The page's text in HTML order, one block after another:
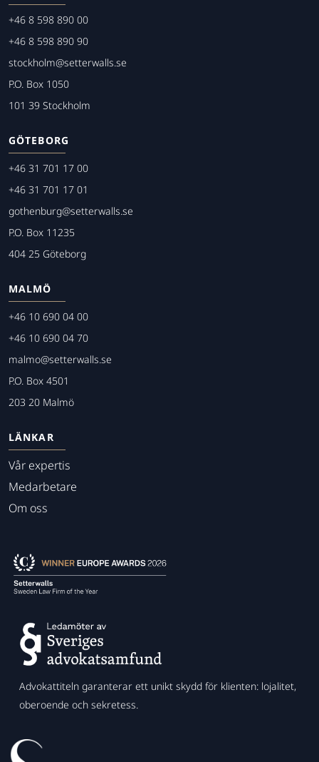
+46 8 598 890 00
+46 8 598 890 90
stockholm@setterwalls.se
P.O. Box 1050
101 39 Stockholm
GÖTEBORG
+46 31 701 17 00
+46 31 701 17 01
gothenburg@setterwalls.se
P.O. Box 11235
404 25 Göteborg
MALMÖ
+46 10 690 04 00
+46 10 690 04 70
malmo@setterwalls.se
P.O. Box 4501
203 20 Malmö
LÄNKAR
Vår expertis
Medarbetare
Om oss
Advokattiteln garanterar ett unikt skydd för klienten: lojalitet,
oberoende och sekretess.